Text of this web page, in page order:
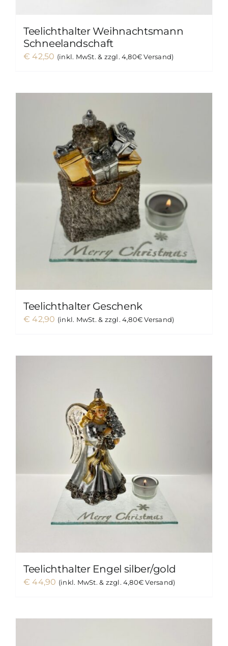
Teelichthalter Weihnachtsmann
Schneelandschaft
€ 42,50 (inkl. MwSt. & zzgl. 4,80€ Versand)
Teelichthalter Geschenk
€ 42,90 (inkl. MwSt. & zzgl. 4,80€ Versand)
Teelichthalter Engel silber/gold
€ 44,90 (inkl. MwSt. & zzgl. 4,80€ Versand)